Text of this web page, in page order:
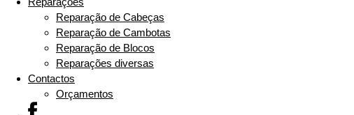
Reparação de Cabeças
Reparação de Cambotas
Reparação de Blocos
Reparações diversas
Contactos
Orçamentos